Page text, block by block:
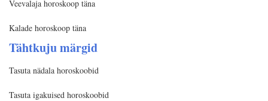
Veevalaja horoskoop täna
Kalade horoskoop täna
Tähtkuju märgid
Tasuta nädala horoskoobid
Tasuta igakuised horoskoobid